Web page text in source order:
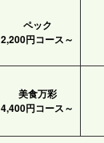
ペック
2,200円コース～
美食万彩
4,400円コース～